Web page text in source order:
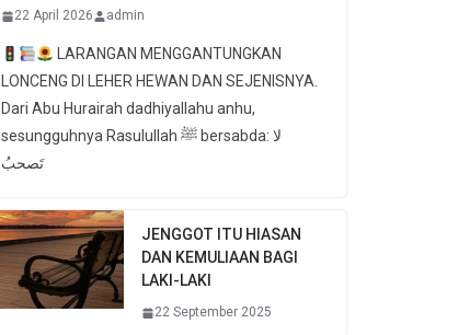
22 April 2026 admin
LARANGAN MENGGANTUNGKAN
LONCENG DI LEHER HEWAN DAN SEJENISNYA.
Dari Abu Hurairah dadhiyallahu anhu,
sesungguhnya Rasulullah ﷺ bersabda: لا
تَصحبُ
JENGGOT ITU HIASAN
DAN KEMULIAAN BAGI
LAKI-LAKI
22 September 2025